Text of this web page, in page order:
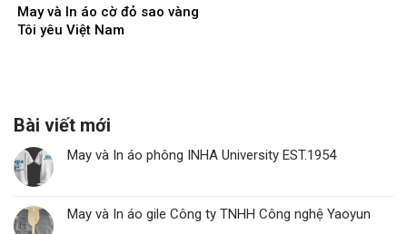
May và In áo cờ đỏ sao vàng
Tôi yêu Việt Nam
Bài viết mới
May và In áo phông INHA University EST.1954
May và In áo gile Công ty TNHH Công nghệ Yaoyun